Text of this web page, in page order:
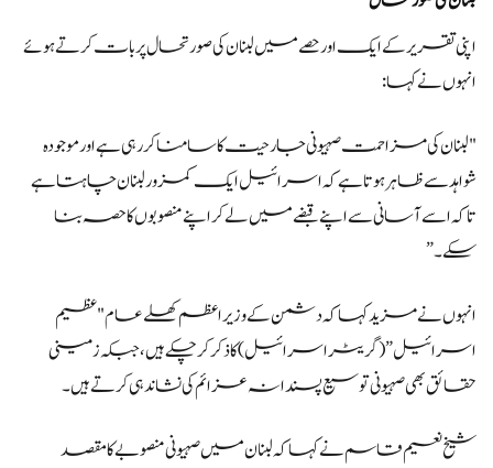
اپنی تقریر کے ایک اور حصے میں لبنان کی صورتحال پر بات کرتے ہوئے
انہوں نے کہا:
"لبنان کی مزاحمت صہیونی جارحیت کا سامنا کر رہی ہے اور موجودہ
شواہد سے ظاہر ہوتا ہے کہ اسرائیل ایک کمزور لبنان چاہتا ہے
تاکہ اسے آسانی سے اپنے قبضے میں لے کر اپنے منصوبوں کا حصہ بنا
سکے۔”
انہوں نے مزید کہا کہ دشمن کے وزیر اعظم کھلے عام "عظیم
اسرائیل” (گریٹر اسرائیل) کا ذکر کر چکے ہیں، جبکہ زمینی
حقائق بھی صہیونی توسیع پسندانہ عزائم کی نشاندہی کرتے ہیں۔
شیخ نعیم قاسم نے کہا کہ لبنان میں صہیونی منصوبے کا مقصد